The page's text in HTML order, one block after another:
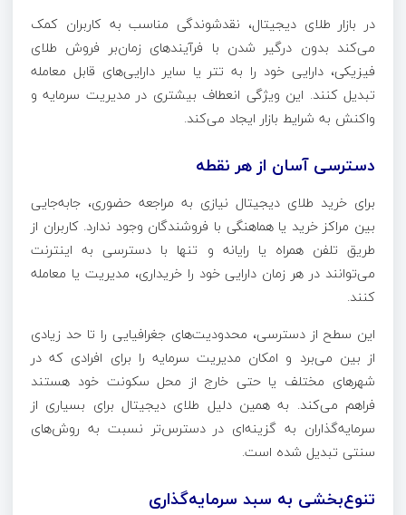
در بازار طلای دیجیتال، نقدشوندگی مناسب به کاربران کمک
می‌کند بدون درگیر شدن با فرآیندهای زمان‌بر فروش طلای
فیزیکی، دارایی خود را به تتر یا سایر دارایی‌های قابل معامله
تبدیل کنند. این ویژگی انعطاف بیشتری در مدیریت سرمایه و
واکنش به شرایط بازار ایجاد می‌کند.
دسترسی آسان از هر نقطه
برای خرید طلای دیجیتال نیازی به مراجعه حضوری، جابه‌جایی
بین مراکز خرید یا هماهنگی با فروشندگان وجود ندارد. کاربران از
طریق تلفن همراه یا رایانه و تنها با دسترسی به اینترنت
می‌توانند در هر زمان دارایی خود را خریداری، مدیریت یا معامله
کنند.
این سطح از دسترسی، محدودیت‌های جغرافیایی را تا حد زیادی
از بین می‌برد و امکان مدیریت سرمایه را برای افرادی که در
شهرهای مختلف یا حتی خارج از محل سکونت خود هستند
فراهم می‌کند. به همین دلیل طلای دیجیتال برای بسیاری از
سرمایه‌گذاران به گزینه‌ای در دسترس‌تر نسبت به روش‌های
سنتی تبدیل شده است.
تنوع‌بخشی به سبد سرمایه‌گذاری